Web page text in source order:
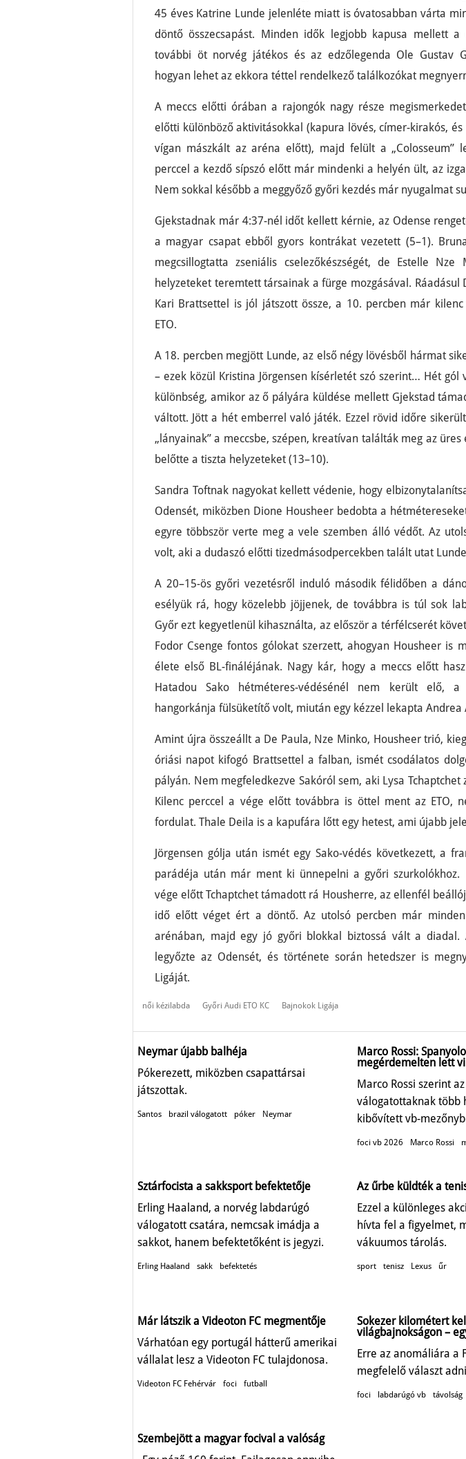
45 éves Katrine Lunde jelenléte miatt is óvatosabban várta
döntő összecsapást. Minden idők legjobb kapusa mellett a
további öt norvég játékos és az edzőlegenda Ole Gustav
hogyan lehet az ekkora téttel rendelkező találkozókat
A meccs előtti órában a rajongók nagy része
előtti különböző aktivitásokkal (kapura lövés, címer-kirakós,
vígan mászkált az aréna előtt), majd felült a „Colosseum”
perccel a kezdő sípszó előtt már mindenki a helyén ült, az
Nem sokkal később a meggyőző győri kezdés már nyugalmat
Gjekstadnak már 4:37-nél időt kellett kérnie, az Odense
a magyar csapat ebből gyors kontrákat vezetett (5–1).
megcsillogtatta zseniális cselezőkészségét, de Estelle Nze
helyzeteket teremtett társainak a fürge mozgásával. Ráadásul
Kari Brattsettel is jól játszott össze, a 10. percben már
ETO.
A 18. percben megjött Lunde, az első négy lövésből hármat
– ezek közül Kristina Jörgensen kísérletét szó szerint… Hét gól
különbség, amikor az ő pályára küldése mellett Gjekstad
váltott. Jött a hét emberrel való játék. Ezzel rövid időre
„lányainak” a meccsbe, szépen, kreatívan találták meg az
belőtte a tiszta helyzeteket (13–10).
Sandra Toftnak nagyokat kellett védenie, hogy
Odensét, miközben Dione Housheer bedobta a
egyre többször verte meg a vele szemben álló védőt. Az
volt, aki a dudaszó előtti tizedmásodpercekben talált utat
A 20–15-ös győri vezetésről induló második félidőben a
esélyük rá, hogy közelebb jöjjenek, de továbbra is túl sok
Győr ezt kegyetlenül kihasználta, az először a térfélcserét
Fodor Csenge fontos gólokat szerzett, ahogyan Housheer is
élete első BL-fináléjának. Nagy kár, hogy a meccs előtt
Hatadou Sako hétméteres-védésénél nem került elő, a
hangorkánja fülsüketítő volt, miután egy kézzel lekapta Andrea
Amint újra összeállt a De Paula, Nze Minko, Housheer trió,
óriási napot kifogó Brattsettel a falban, ismét csodálatos
pályán. Nem megfeledkezve Sakóról sem, aki Lysa Tchaptchet
Kilenc perccel a vége előtt továbbra is öttel ment az ETO,
fordulat. Thale Deila is a kapufára lőtt egy hetest, ami újabb
Jörgensen gólja után ismét egy Sako-védés következett, a
parádéja után már ment ki ünnepelni a győri szurkolókhoz.
vége előtt Tchaptchet támadott rá Housherre, az ellenfél
idő előtt véget ért a döntő. Az utolsó percben már
arénában, majd egy jó győri blokkal biztossá vált a diadal.
legyőzte az Odensét, és története során hetedszer is
Ligáját.
női kézilabda Győri Audi ETO KC Bajnokok Ligája
Neymar újabb balhéja
Pókerezett, miközben csapattársai
játszottak.
Santos brazil válogatott póker Neymar
Marco Rossi:
megérdemelten lett
Marco Rossi szerint
válogatottaknak több
kibővített vb-
foci vb 2026 Marco Rossi
Sztárfocista a sakksport befektetője
Erling Haaland, a norvég labdarúgó
válogatott csatára, nemcsak imádja a
sakkot, hanem befektetőként is jegyzi.
Erling Haaland sakk befektetés
Az űrbe küldték a
Ezzel a különleges
hívta fel a figyelmet,
vákuumos tárolás.
sport tenisz Lexus űr
Már látszik a Videoton FC megmentője
Várhatóan egy portugál hátterű amerikai
vállalat lesz a Videoton FC tulajdonosa.
Videoton FC Fehérvár foci futball
Sokezer kilométert
világbajnokságon –
Erre az anomáliára a
megfelelő választ
foci labdarúgó vb távolság
Szembejött a magyar focival a valóság